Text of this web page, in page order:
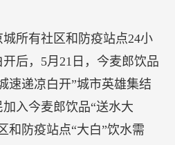
起“北京同城速递凉白开”